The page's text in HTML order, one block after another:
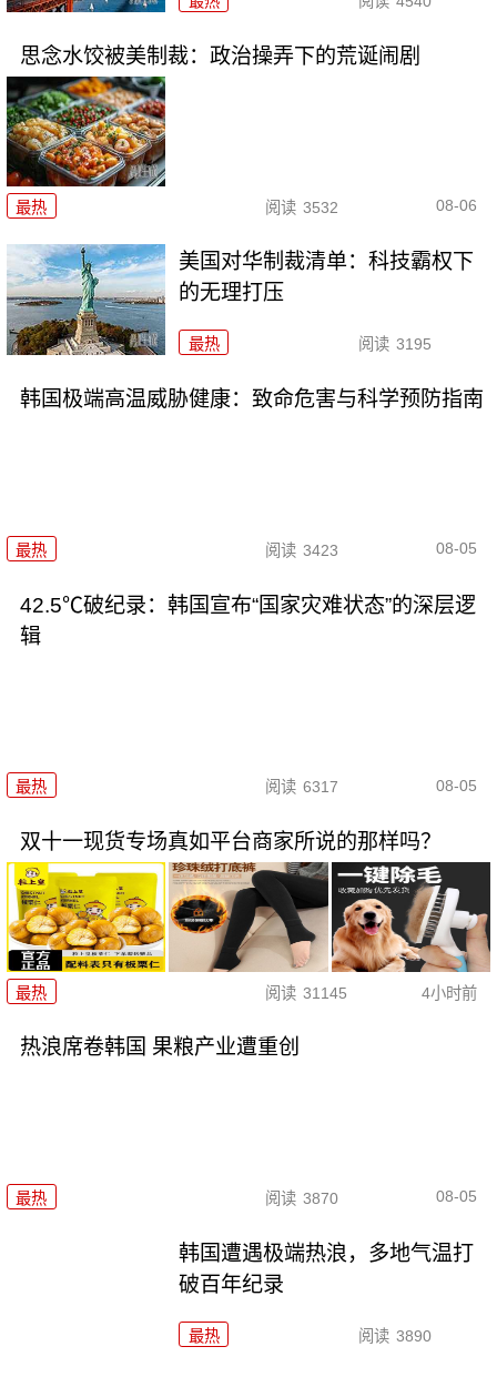
思念水饺被美制裁：政治操弄下的荒诞闹剧
最热 阅读 3532 08-06
美国对华制裁清单：科技霸权下
的无理打压
最热 阅读 3195
韩国极端高温威胁健康：致命危害与科学预防指南
最热 阅读 3423 08-05
42.5℃破纪录：韩国宣布“国家灾难状态”的深层逻
辑
最热 阅读 6317 08-05
双十一现货专场真如平台商家所说的那样吗？
最热 阅读 31145 4小时前
热浪席卷韩国 果粮产业遭重创
最热 阅读 3870 08-05
韩国遭遇极端热浪，多地气温打
破百年纪录
最热 阅读 3890